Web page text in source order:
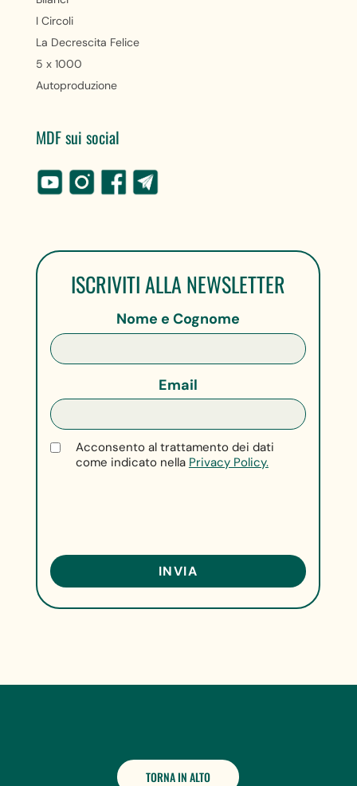
I Circoli
La Decrescita Felice
5 x 1000
Autoproduzione
MDF sui social
ISCRIVITI ALLA NEWSLETTER
Nome e Cognome
Email
Acconsento al trattamento dei dati
come indicato nella Privacy Policy.
TORNA IN ALTO